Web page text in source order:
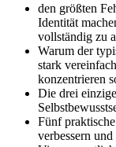
den größten
Identität
vollständig zu
Warum der
stark
konzentrieren
Die drei
Fünf
verbessern